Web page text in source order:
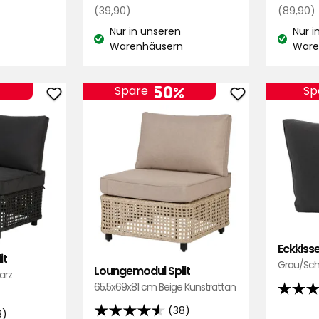
22
Bewertungen
€
Regulärer
Preis
39,90
(39,90)
Lagerbestand:
Nur in unseren
Warenhäusern
Regulärer
Preis
89,90
(89,90)
Nur
Loungemodul
hinzufügen
Loungemodul Split
65,5x69x81 cm Beige Kunstrattan
(38)
Spare 50%
Loungemodul
Favoriten
hinzufügen
Grau/
4.7